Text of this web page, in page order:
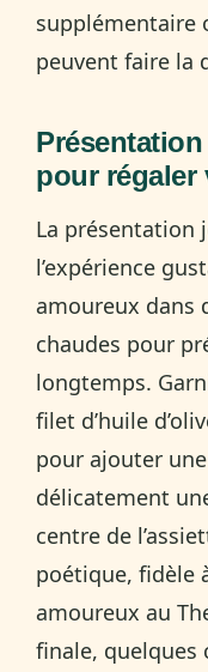
supplémentaire
peuvent faire la
pour régaler
La présentation
l’expérience
amoureux dans
chaudes pour
longtemps.
filet d’huile
pour ajouter
délicatement
centre de
poétique, fidèle
amoureux au
finale, quelques